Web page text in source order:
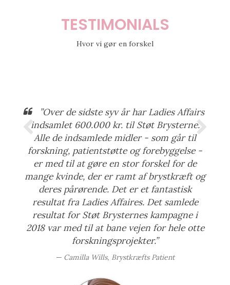
TESTIMONIALS
Hvor vi gør en forskel
”Over de sidste syv år har Ladies Affairs
indsamlet 600.000 kr. til Støt Brysterne.
Alle de indsamlede midler - som går til
forskning, patientstøtte og forebyggelse -
er med til at gøre en stor forskel for de
mange kvinde, der er ramt af brystkræft og
deres pårørende. Det er et fantastisk
resultat fra Ladies Affaires. Det samlede
resultat for Støt Brysternes kampagne i
2018 var med til at bane vejen for hele otte
forskningsprojekter.”
Camilla Wills, Brystkræfts Patient